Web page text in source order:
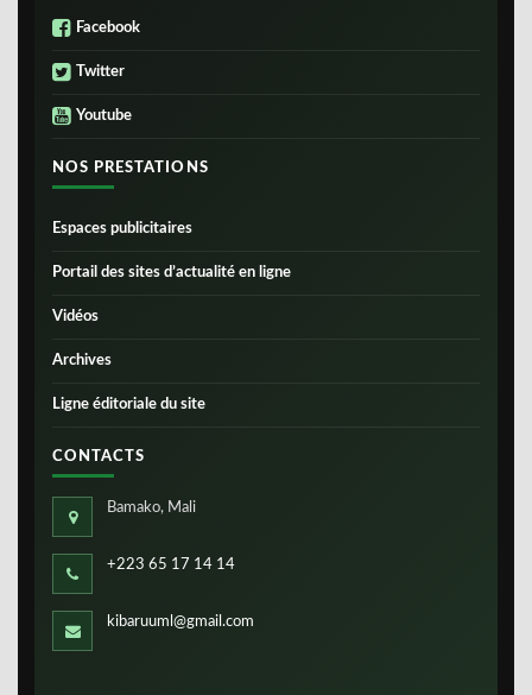
Facebook
Twitter
Youtube
NOS PRESTATIONS
Espaces publicitaires
Portail des sites d’actualité en ligne
Vidéos
Archives
Ligne éditoriale du site
CONTACTS
Bamako, Mali
+223 65 17 14 14
kibaruuml@gmail.com